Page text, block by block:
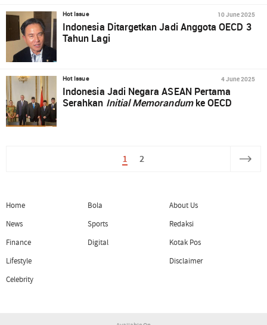
Hot Issue 10 June 2025
Indonesia Ditargetkan Jadi Anggota OECD 3
Tahun Lagi
Hot Issue 4 June 2025
Indonesia Jadi Negara ASEAN Pertama
Serahkan Initial Memorandumke OECD
1 2
Home
News
Finance
Lifestyle
Celebrity
Bola
Sports
Digital
About Us
Redaksi
Kotak Pos
Disclaimer